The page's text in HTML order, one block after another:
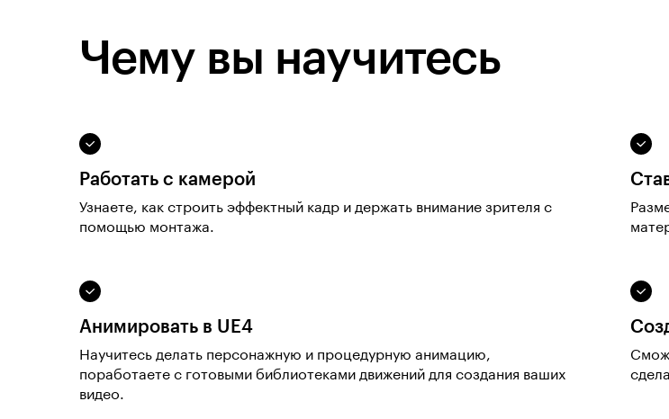
Чему вы научитесь
Работать с камерой
Узнаете, как строить эффектный кадр и держать внимание зрителя с
помощью монтажа.
Анимировать в UE4
Научитесь делать персонажную и процедурную анимацию,
поработаете с готовыми библиотеками движений для создания ваших
видео.